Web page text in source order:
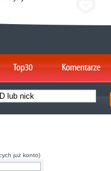
już konto)